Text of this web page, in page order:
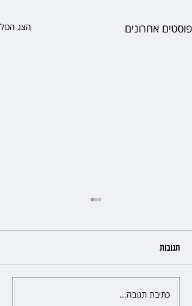
פוסטים אחרונים הצג הכול
השופטת יעל בלכר עיכבה תביעה
תגובות
כתיבת תגובה...